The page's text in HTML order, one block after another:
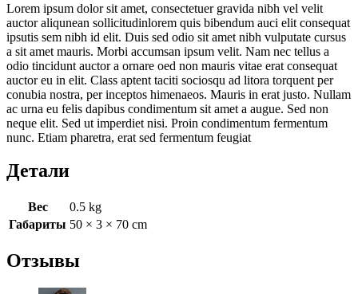
Lorem ipsum dolor sit amet, consectetuer gravida nibh vel velit
auctor aliqunean sollicitudinlorem quis bibendum auci elit consequat
ipsutis sem nibh id elit. Duis sed odio sit amet nibh vulputate cursus
a sit amet mauris. Morbi accumsan ipsum velit. Nam nec tellus a
odio tincidunt auctor a ornare oed non mauris vitae erat consequat
auctor eu in elit. Class aptent taciti sociosqu ad litora torquent per
conubia nostra, per inceptos himenaeos. Mauris in erat justo. Nullam
ac urna eu felis dapibus condimentum sit amet a augue. Sed non
neque elit. Sed ut imperdiet nisi. Proin condimentum fermentum
nunc. Etiam pharetra, erat sed fermentum feugiat
Детали
Вес
0.5 kg
Габариты 50 × 3 × 70 cm
Отзывы